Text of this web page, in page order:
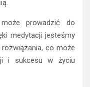
może prowadzić do
medytacji jesteśmy
co może
i sukcesu w życiu